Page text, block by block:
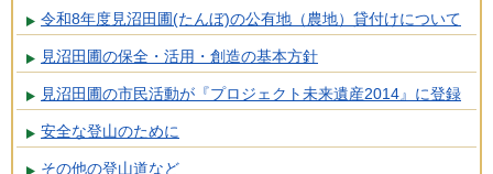
令和8年度見沼田圃(たんぼ)の公有地（農地）貸付けについて
見沼田圃の保全・活用・創造の基本方針
見沼田圃の市民活動が『プロジェクト未来遺産2014』に登録
安全な登山のために
その他の登山道など